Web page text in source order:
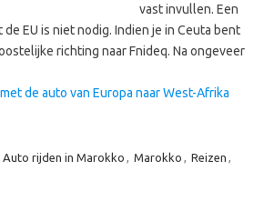
vast invullen. Een
EU is niet nodig. Indien je in Ceuta bent
richting naar Fnideq. Na ongeveer
de auto van Europa naar West-Afrika
Auto rijden in Marokko Marokko Reizen